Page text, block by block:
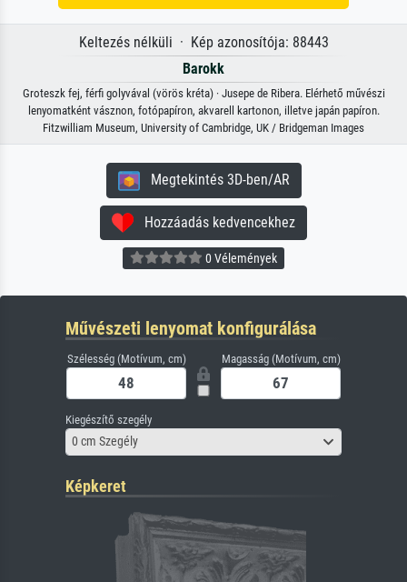
Keltezés nélküli · Kép azonosítója: 88443
Barokk
Groteszk fej, férfi golyvával (vörös kréta) · Jusepe de Ribera. Elérhető művészi
lenyomatként vásznon, fotópapíron, akvarell kartonon, illetve japán papíron.
Fitzwilliam Museum, University of Cambridge, UK / Bridgeman Images
Megtekintés 3D-ben/AR
Hozzáadás kedvencekhez
0 Vélemények
Művészeti lenyomat konfigurálása
Szélesség (Motívum, cm) Magasság (Motívum, cm)
Kiegészítő szegély
0 cm Szegély
Képkeret